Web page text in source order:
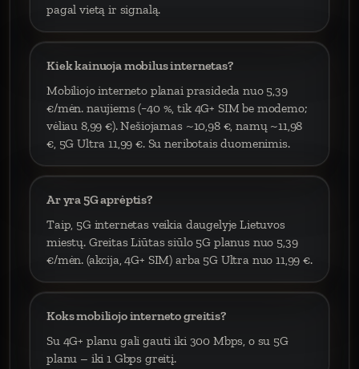
pagal vietą ir signalą.
Kiek kainuoja mobilus internetas?
Mobiliojo interneto planai prasideda nuo 5,39
€/mėn. naujiems (−40 %, tik 4G+ SIM be modemo;
vėliau 8,99 €). Nešiojamas ~10,98 €, namų ~11,98
€, 5G Ultra 11,99 €. Su neribotais duomenimis.
Ar yra 5G aprėptis?
Taip, 5G internetas veikia daugelyje Lietuvos
miestų. Greitas Liūtas siūlo 5G planus nuo 5,39
€/mėn. (akcija, 4G+ SIM) arba 5G Ultra nuo 11,99 €.
Koks mobiliojo interneto greitis?
Su 4G+ planu gali gauti iki 300 Mbps, o su 5G
planu – iki 1 Gbps greitį.